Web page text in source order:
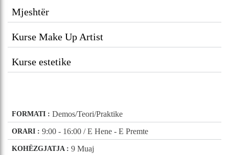
Mjeshtër
Kurse Make Up Artist
Kurse estetike
FORMATI : Demos/Teori/Praktike
ORARI : 9:00 - 16:00 / E Hene - E Premte
KOHËZGJATJA : 9 Muaj